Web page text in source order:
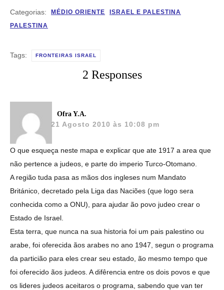
Categorias: MÉDIO ORIENTE
ISRAEL E PALESTINA
PALESTINA
Tags: FRONTEIRAS ISRAEL
2 Responses
Ofra Y.A.
21 Agosto 2010 às 10:08 pm
O que esqueça neste mapa e explicar que ate 1917 a area que
não pertence a judeos, e parte do imperio Turco-Otomano.
A região tuda pasa as mãos dos ingleses num Mandato
Británico, decretado pela Liga das Naciões (que logo sera
conhecida como a ONU), para ajudar ão povo judeo crear o
Estado de Israel.
Esta terra, que nunca na sua historia foi um pais palestino ou
arabe, foi oferecida ãos arabes no ano 1947, segun o programa
da particião para eles crear seu estado, ão mesmo tempo que
foi oferecido ãos judeos. A difêrencia entre os dois povos e que
os lideres judeos aceitaros o programa, sabendo que van ter